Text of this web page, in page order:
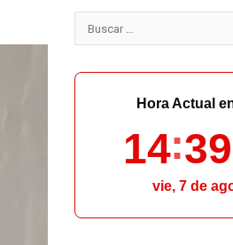
Buscar:
Hora Actual
14 39
vie, 7 de